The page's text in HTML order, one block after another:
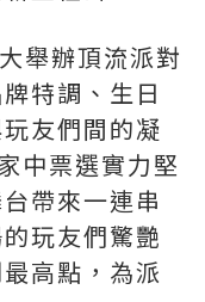
舉辦頂流派對
特調、生日
友們間的凝
中票選實力堅
帶來一連串
玩友們驚艷
高點，為派